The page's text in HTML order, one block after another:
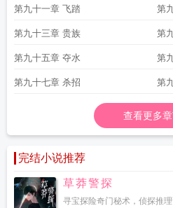
第九十一章 飞踏 第
第九十三章 贵族 第
第九十五章 夺水 第
第九十七章 杀招 第
查看更多章
完结小说推荐
草莽警探
寻宝探险奇门秘术，侦探推